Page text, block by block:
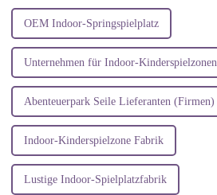
OEM Indoor-Springspielplatz
Unternehmen für Indoor-Kinderspielzonen
Abenteuerpark Seile Lieferanten (Firmen)
Indoor-Kinderspielzone Fabrik
Lustige Indoor-Spielplatzfabrik